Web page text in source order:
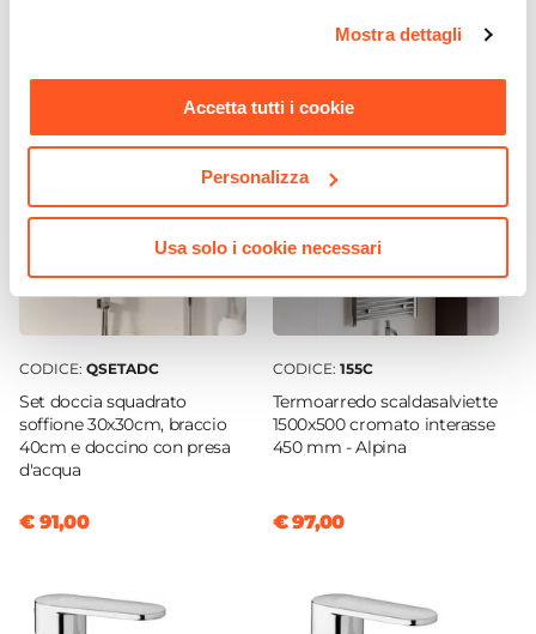
momento. Per maggiori informazioni si invita a leggere la
Mostra dettagli
Accetta tutti i cookie
Personalizza
Usa solo i cookie necessari
Ottone
Corpo Incasso
Incluso
Ceramica
Portata Massima L/min
21,6 L/min
€ 23,00
CODICE: QSETADC
Set doccia squadrato
soffione 30x30cm, braccio
40cm e doccino con presa
d'acqua
€ 91,00
CODICE: 155C
Termoarredo scaldasalviette
1500x500 cromato interasse
450 mm - Alpina
€ 97,00